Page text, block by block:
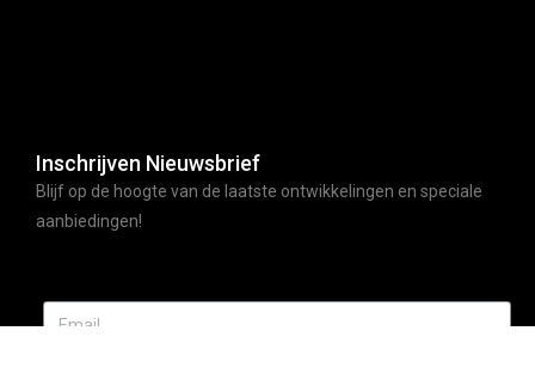
Inschrijven Nieuwsbrief
Blijf op de hoogte van de laatste ontwikkelingen en speciale
aanbiedingen!